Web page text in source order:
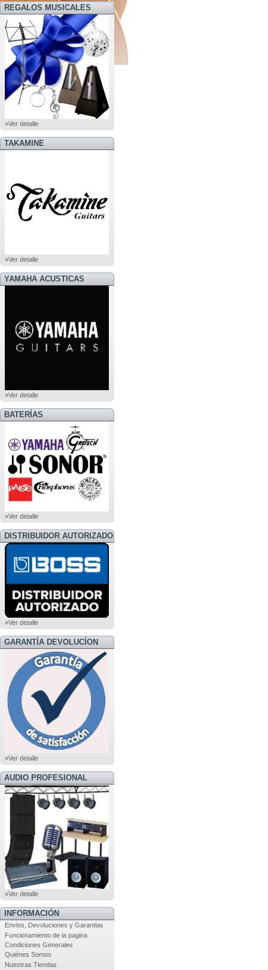
REGALOS MUSICALES
»Ver detalle
TAKAMINE
»Ver detalle
YAMAHA ACUSTICAS
»Ver detalle
BATERÍAS
»Ver detalle
DISTRIBUIDOR AUTORIZADO
BOSS
»Ver detalle
GARANTÍA DEVOLUCÍON
»Ver detalle
AUDIO PROFESIONAL
»Ver detalle
INFORMACIÓN
Envios, Devoluciones y Garantias
Funcionamiento de la pagina
Condiciones Generales
Quiénes Somos
Nuestras Tiendas